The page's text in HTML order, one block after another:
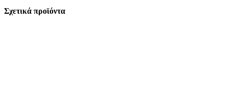
Σχετικά προϊόντα